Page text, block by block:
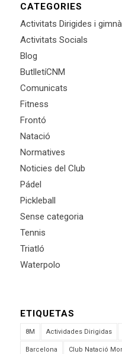
CATEGORIES
Activitats Dirigides i
Activitats Socials
Blog
ButlletíCNM
Comunicats
Fitness
Frontó
Natació
Normatives
Noticies del Club
Pádel
Pickleball
Sense categoria
Tennis
Triatló
Waterpolo
ETIQUETAS
8M Actividades Dirigidas
Barcelona Club Natació